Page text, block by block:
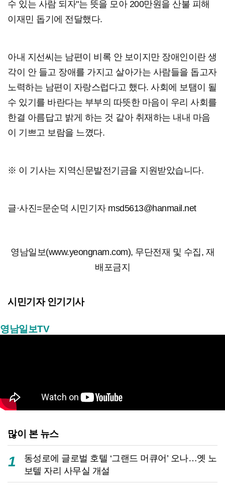
수 있는 사람 되자"는 뜻을 모아 200만원을 산불 피해
이재민 돕기에 전달했다.
아내 지선씨는 남편이 비록 안 보이지만 장애인이란 생
각이 안 들고 장애를 가지고 살아가는 사람들을 돕고자
노력하는 남편이 자랑스럽다고 했다. 사회에 보탬이 될
수 있기를 바란다는 부부의 따뜻한 마음이 우리 사회를
한결 아름답고 밝게 하는 것 같아 취재하는 내내 마음
이 기쁘고 보람을 느꼈다.
※ 이 기사는 지역신문발전기금을 지원받았습니다.
글·사진=문순덕 시민기자 msd5613@hanmail.net
영남일보(www.yeongnam.com), 무단전재 및 수집, 재
배포금지
시민기자 인기기사
영남일보TV
많이 본 뉴스
1
동성로에 글로벌 호텔 ‘그랜드 머큐어’ 오나…옛 노
보텔 자리 사무실 개설